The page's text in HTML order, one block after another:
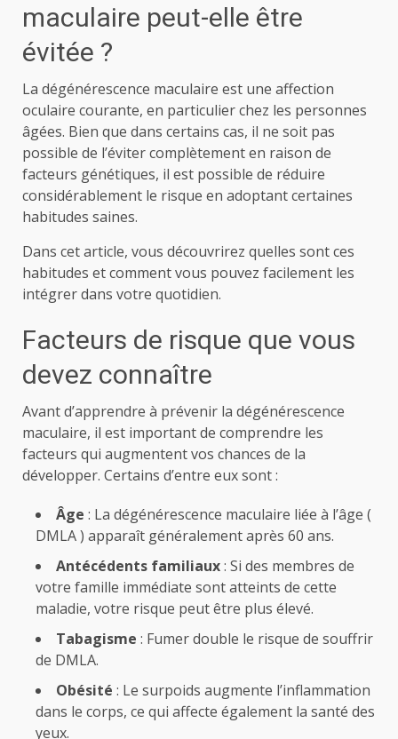
maculaire peut-elle être
évitée ?
La dégénérescence maculaire est une affection
oculaire courante, en particulier chez les personnes
âgées. Bien que dans certains cas, il ne soit pas
possible de l’éviter complètement en raison de
facteurs génétiques, il est possible de réduire
considérablement le risque en adoptant certaines
habitudes saines.
Dans cet article, vous découvrirez quelles sont ces
habitudes et comment vous pouvez facilement les
intégrer dans votre quotidien.
Facteurs de risque que vous
devez connaître
Avant d’apprendre à prévenir la dégénérescence
maculaire, il est important de comprendre les
facteurs qui augmentent vos chances de la
développer. Certains d’entre eux sont :
Âge : La dégénérescence maculaire liée à l’âge (
DMLA ) apparaît généralement après 60 ans.
Antécédents familiaux: Si des membres de
votre famille immédiate sont atteints de cette
maladie, votre risque peut être plus élevé.
Tabagisme : Fumer double le risque de souffrir
de DMLA.
Obésité : Le surpoids augmente l’inflammation
dans le corps, ce qui affecte également la santé des
yeux.